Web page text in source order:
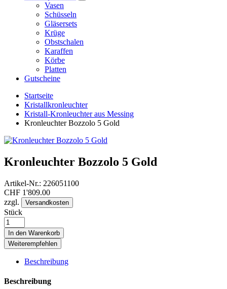
Vasen
Schüsseln
Gläsersets
Krüge
Obstschalen
Karaffen
Körbe
Platten
Gutscheine
Startseite
Kristallkronleuchter
Kristall-Kronleuchter aus Messing
Kronleuchter Bozzolo 5 Gold
Kronleuchter Bozzolo 5 Gold
Artikel-Nr.: 226051100
CHF 1'809.00
zzgl.
Versandkosten
Stück
In den Warenkorb
Weiterempfehlen
Beschreibung
Beschreibung